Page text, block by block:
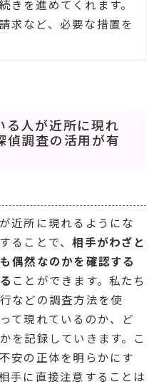
きを進めてくれます。
求など、必要な措置を
る人が近所に現れ
偵調査の活用が有
近所に現れるようにな
ることで、相手がわざと
偶然なのかを確認する
ことができます。私たち
などの調査方法を使
て現れているのか、ど
を記録していきます。こ
安の正体を明らかにす
手に直接注意することは